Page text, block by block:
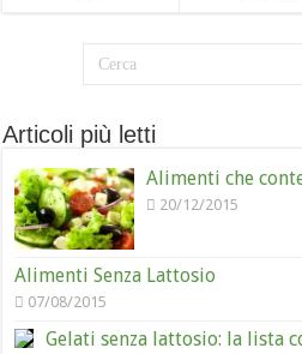
Articoli più letti
Alimenti che
20/12/2015
Alimenti Senza Lattosio
07/08/2015
Gelati senza lattosio: la lista